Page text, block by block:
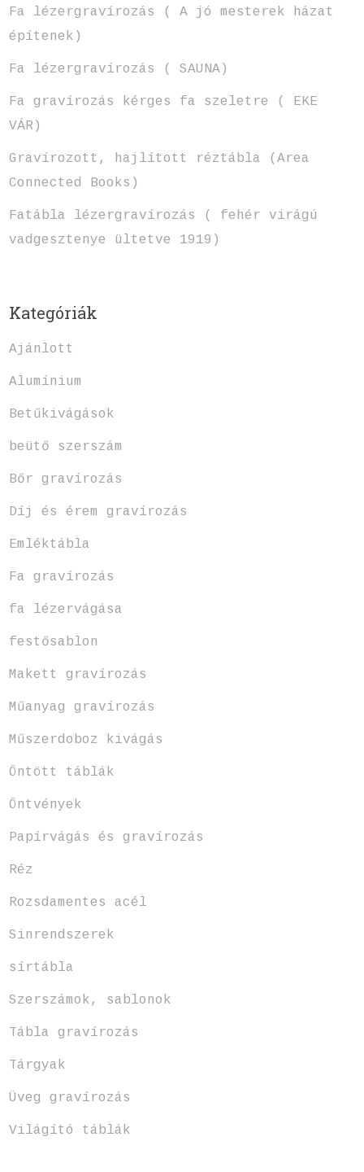
Fa lézergravírozás ( A jó mesterek házat
építenek)
Fa lézergravírozás ( SAUNA)
Fa gravírozás kérges fa szeletre ( EKE
VÁR)
Gravírozott, hajlított réztábla (Area
Connected Books)
Fatábla lézergravírozás ( fehér virágú
vadgesztenye ültetve 1919)
Kategóriák
Ajánlott
Alumínium
Betűkivágások
beütő szerszám
Bőr gravírozás
Díj és érem gravírozás
Emléktábla
Fa gravírozás
fa lézervágása
festősablon
Makett gravírozás
Műanyag gravírozás
Műszerdoboz kivágás
Öntött táblák
Öntvények
Papírvágás és gravírozás
Réz
Rozsdamentes acél
Sinrendszerek
sírtábla
Szerszámok, sablonok
Tábla gravírozás
Tárgyak
Üveg gravírozás
Világító táblák